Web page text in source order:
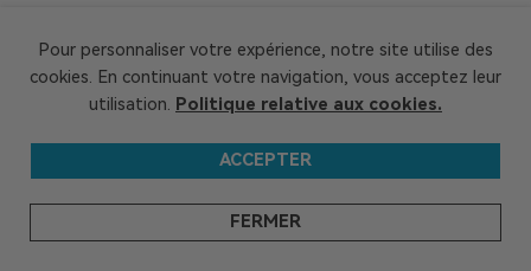
Abonnez-vous et recevez20 €de
Pour personnaliser votre expérience, notre site utilise des
cookies. En continuant votre navigation, vous acceptez leur
utilisation. Politique relative aux cookies.
ACCEPTER
FERMER